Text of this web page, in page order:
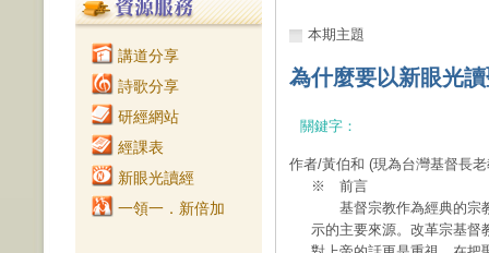
講道分享
詩歌分享
研經網站
經課表
新眼光讀經
一領一．新倍加
本期主題
為什麼要以新眼光
關鍵字：
作者/黃伯和 (現為台灣基督長
※ 前言
基督宗教作為經典的宗教
示的主要來源。改革宗基督